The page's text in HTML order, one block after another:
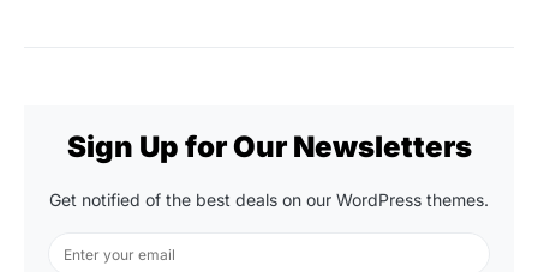
Sign Up for Our Newsletters
Get notified of the best deals on our WordPress themes.